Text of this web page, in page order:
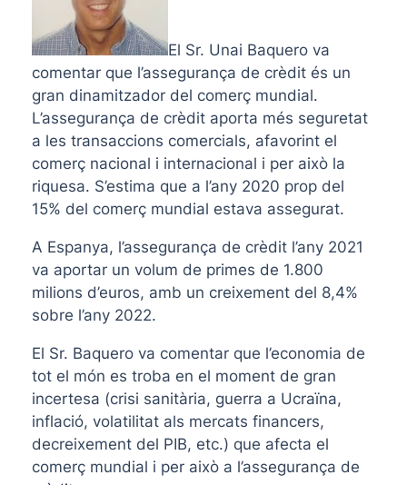
El Sr. Unai Baquero va
comentar que l’assegurança de crèdit és un
gran dinamitzador del comerç mundial.
L’assegurança de crèdit aporta més seguretat
a les transaccions comercials, afavorint el
comerç nacional i internacional i per això la
riquesa. S’estima que a l’any 2020 prop del
15% del comerç mundial estava assegurat.
A Espanya, l’assegurança de crèdit l’any 2021
va aportar un volum de primes de 1.800
milions d’euros, amb un creixement del 8,4%
sobre l’any 2022.
El Sr. Baquero va comentar que l’economia de
tot el món es troba en el moment de gran
incertesa (crisi sanitària, guerra a Ucraïna,
inflació, volatilitat als mercats financers,
decreixement del PIB, etc.) que afecta el
comerç mundial i per això a l’assegurança de